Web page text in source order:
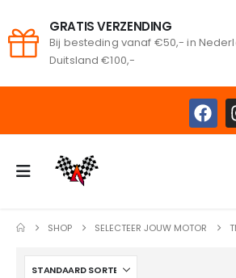
GRATIS VERZENDING
Bij besteding vanaf €50,- in
Duitsland €100,-
SHOP SELECTEER JOUW MOTOR